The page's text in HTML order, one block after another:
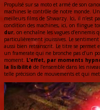
Propulsé sur sa moto et armé de son
machines le contrôle de notre monde.
meilleurs films de Shwarzy. Ici, il n’est
condition des machines, ici, on flingue
dur, on enchaîne les vagues d’ennemis
particulièrement jouissives. Le
aussi bien retranscrit. Le titre se permet
un framerate qui ne bronche pas d’un
moment. L’effet, par moments
la lisibilité de l’ensemble dans les
telle précision de mouvements et qui